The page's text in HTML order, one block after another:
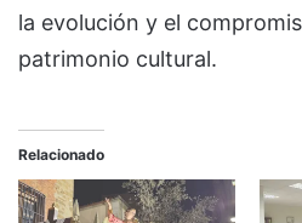
la evolución y el
patrimonio cultural.
Relacionado